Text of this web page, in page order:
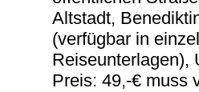
Altstadt,
(verfügbar in
Reiseunterlagen),
Preis: 49,-€ muss